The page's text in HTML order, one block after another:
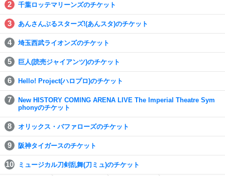
千葉ロッテマリーンズのチケット
あんさんぶるスターズ!(あんスタ)のチケット
埼玉西武ライオンズのチケット
巨人(読売ジャイアンツ)のチケット
Hello! Project(ハロプロ)のチケット
New HISTORY COMING ARENA LIVE The Imperial Theatre Sym
phonyのチケット
オリックス・バファローズのチケット
阪神タイガースのチケット
ミュージカル刀剣乱舞(刀ミュ)のチケット